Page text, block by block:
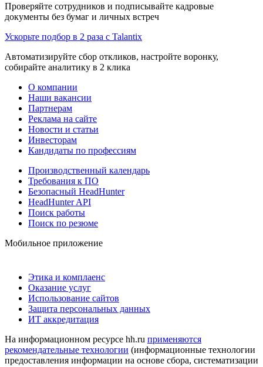
Проверяйте сотрудников и подписывайте кадровые
документы без бумаг и личных встреч
Ускорьте подбор в 2 раза с Talantix
Автоматизируйте сбор откликов, настройте воронку,
собирайте аналитику в 2 клика
О компании
Наши вакансии
Партнерам
Реклама на сайте
Новости и статьи
Инвесторам
Кандидаты по профессиям
Производственный календарь
Требования к ПО
Безопасный HeadHunter
HeadHunter API
Поиск работы
Поиск по резюме
Мобильное приложение
Этика и комплаенс
Оказание услуг
Использование сайтов
Защита персональных данных
ИТ аккредитация
На информационном ресурсе hh.ru применяются
рекомендательные технологии (информационные технологии
предоставления информации на основе сбора, систематизации